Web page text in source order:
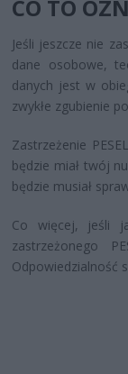
CO TO
Jeśli jeszcze nie
dane osobowe,
danych jest w
zwykłe zgubienie
Zastrzeżenie
będzie miał twój
będzie musiał
Co więcej, jeśli
zastrzeżonego
Odpowiedzialność